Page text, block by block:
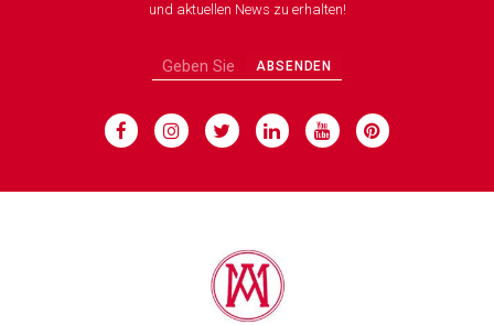
und aktuellen News zu erhalten!
ABSENDEN